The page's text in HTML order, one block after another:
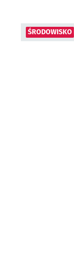
ŚRODOWISKO